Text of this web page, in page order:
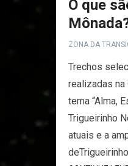
O que
ZONA DA
Trechos
realizadas na
tema “Alma,
Trigueirinho
atuais e a